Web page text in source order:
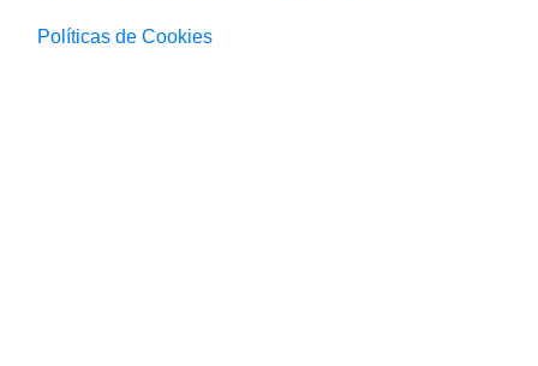
Políticas de Cookies